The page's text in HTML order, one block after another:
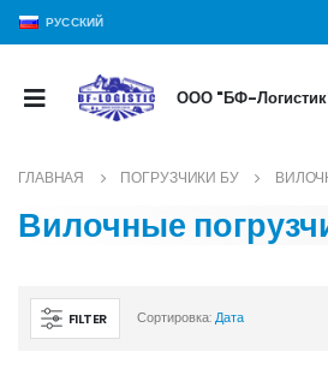
РУССКИЙ
ООО "БФ-
ГЛАВНАЯ ПОГРУЗЧИКИ БУ
Вилочные
FILTER Сортировка:Дата